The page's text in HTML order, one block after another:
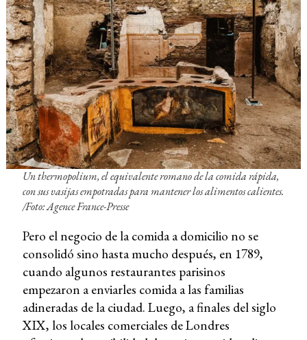
Unthermopolium, el equivalente romano de la comida rápida,
con sus vasijas empotradas para mantener los alimentos calientes.
/Foto: Agence France-Presse
Pero el negocio de la comida a domicilio no se
consolidó sino hasta mucho después, en 1789,
cuando algunos restaurantes parisinos
empezaron a enviarles comida a las familias
adineradas de la ciudad. Luego, a finales del siglo
XIX, los locales comerciales de Londres